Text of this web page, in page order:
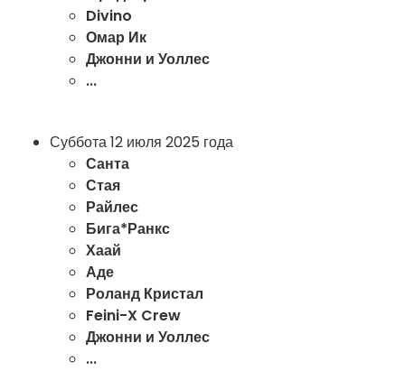
Divino
Омар Ик
Джонни и Уоллес
...
Суббота 12 июля 2025 года
Санта
Стая
Райлес
Бига*Ранкс
Хаай
Аде
Роланд Кристал
Feini-X Crew
Джонни и Уоллес
...